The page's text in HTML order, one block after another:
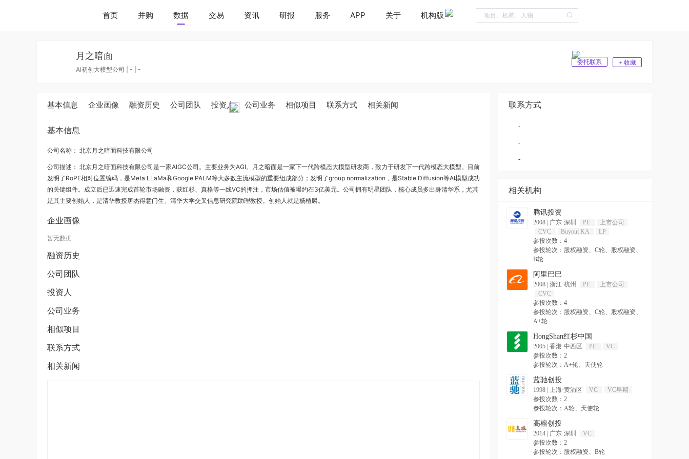
首页 并购 数据 交易 资讯 研报 服务 APP 关于 机构版
月之暗面
AI初创大模型公司 - -
委托联系 + 收藏
基本信息 企业画像 融资历史 公司团队 投资人 公司业务 相似项目 联系方式 相关新闻
基本信息
公司名称： 北京月之暗面科技有限公司
公司描述： 北京月之暗面科技有限公司是一家AIGC公司。主要业务为AGI。月之暗面是一家下一代跨模态大模型研发商，致力于研发下一代跨模态大模型。目前
发明了RoPE相对位置编码，是Meta LLaMa和Google PALM等大多数主流模型的重要组成部分；发明了group normalization，是Stable Diffusion等AI模型成功
的关键组件。成立后已迅速完成首轮市场融资，获红杉、真格等一线VC的押注，市场估值被曝约在3亿美元。公司拥有明星团队，核心成员多出身清华系，尤其
是其主要创始人，是清华教授唐杰得意门生、清华大学交叉信息研究院助理教授。创始人就是杨植麟。
企业画像
暂无数据
融资历史
公司团队
投资人
公司业务
相似项目
联系方式
相关新闻
联系方式
-
-
-
相关机构
腾讯投资
2008 广东·深圳 PE
上市公司
CVC
Buyout KA
LP
参投次数：4
参投轮次：股权融资、C轮、股权融资、
B轮
阿里巴巴
2008 浙江·杭州 PE
上市公司
CVC
参投次数：4
参投轮次：股权融资、C轮、股权融资、
A+轮
HongShan红杉中国
2005 香港·中西区 PE
VC
参投次数：2
参投轮次：A+轮、天使轮
蓝驰创投
1998 上海·黄浦区 VC
VC早期
参投次数：2
参投轮次：A轮、天使轮
高榕创投
2014 广东·深圳
VC
参投次数：2
参投轮次：股权融资、B轮